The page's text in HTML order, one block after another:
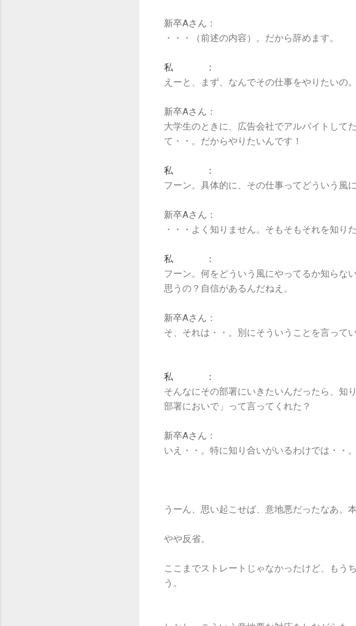
新卒Aさん：
・・・（前述の内容）。だから辞めます。
私 ：
えーと、まず、なんでその仕事をやりたいの
新卒Aさん：
大学生のときに、広告会社でアルバイトして
て・・。だからやりたいんです！
私 ：
フーン。具体的に、その仕事ってどういう風
新卒Aさん：
・・・よく知りません。そもそもそれを知り
私 ：
フーン。何をどういう風にやってるか知らな
思うの？自信があるんだねえ。
新卒Aさん：
そ、それは・・。別にそういうことを言って
私 ：
そんなにその部署にいきたいんだったら、知
部署においで」って言ってくれた？
新卒Aさん：
いえ・・。特に知り合いがいるわけでは・・。
うーん、思い起こせば、意地悪だったなあ。
やや反省。
ここまでストレートじゃなかったけど、もう
う。